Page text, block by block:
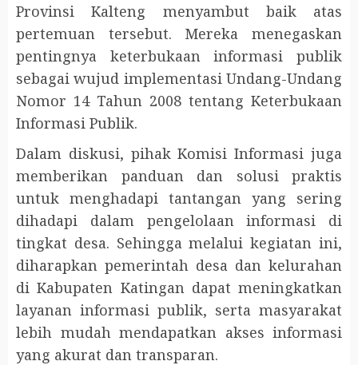
Provinsi Kalteng menyambut baik atas
pertemuan tersebut. Mereka menegaskan
pentingnya keterbukaan informasi publik
sebagai wujud implementasi Undang-Undang
Nomor 14 Tahun 2008 tentang Keterbukaan
Informasi Publik.
Dalam diskusi, pihak Komisi Informasi juga
memberikan panduan dan solusi praktis
untuk menghadapi tantangan yang sering
dihadapi dalam pengelolaan informasi di
tingkat desa. Sehingga melalui kegiatan ini,
diharapkan pemerintah desa dan kelurahan
di Kabupaten Katingan dapat meningkatkan
layanan informasi publik, serta masyarakat
lebih mudah mendapatkan akses informasi
yang akurat dan transparan.